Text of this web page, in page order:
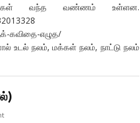
வந்த வண்ணம் உள்ளன.
கவிதை-எழுத/
உடல் நலம், மக்கள் நலம், நாட்டு நலம்